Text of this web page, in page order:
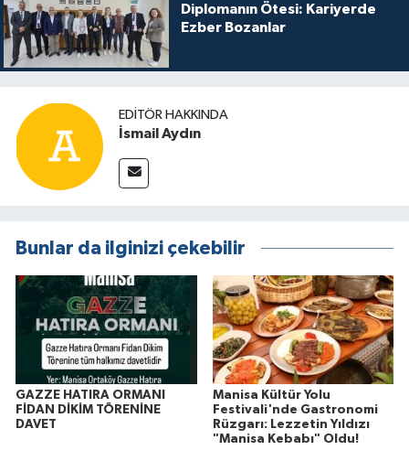
Diplomanın Ötesi: Kariyerde
Ezber Bozanlar
EDITÖR HAKKINDA
İsmail Aydın
Bunlar da ilginizi çekebilir
GAZZE HATIRA ORMANI
FİDAN DİKİM TÖRENİNE
DAVET
Manisa Kültür Yolu
Festivali'nde Gastronomi
Rüzgarı: Lezzetin Yıldızı
"Manisa Kebabı" Oldu!